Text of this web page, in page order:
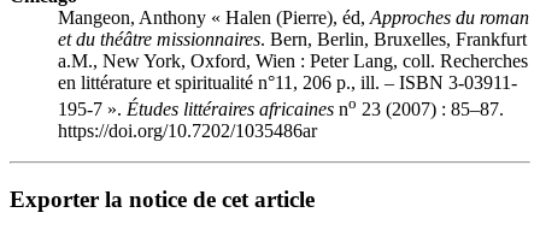
Mangeon, Anthony « Halen (Pierre), éd, Approches du roman
et du théâtre missionnaires. Bern, Berlin, Bruxelles, Frankfurt
a.M., New York, Oxford, Wien : Peter Lang, coll. Recherches
en littérature et spiritualité n°11, 206 p., ill. – ISBN 3-03911-
195-7 ». Études littéraires africaines no 23 (2007) : 85–87.
https://doi.org/10.7202/1035486ar
Exporter la notice de cet article